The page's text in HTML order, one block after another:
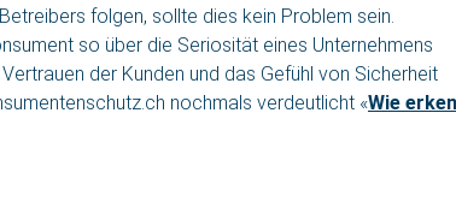
folgen, sollte dies kein Problem sein.
so über die Seriosität eines Unternehmens
der Kunden und das Gefühl von Sicherheit
nochmals verdeutlicht «Wie